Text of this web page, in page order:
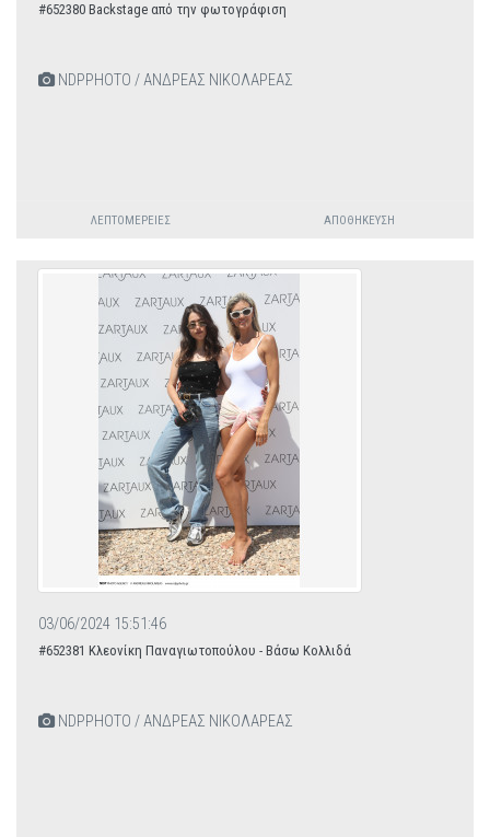
#652380 Backstage από την φωτογράφιση
NDPPHOTO / ΑΝΔΡΕΑΣ ΝΙΚΟΛΑΡΕΑΣ
ΛΕΠΤΟΜΈΡΕΙΕΣ ΑΠΟΘΉΚΕΥΣΗ
03/06/2024 15:51:46
#652381 Κλεονίκη Παναγιωτοπούλου - Βάσω Κολλιδά
NDPPHOTO / ΑΝΔΡΕΑΣ ΝΙΚΟΛΑΡΕΑΣ